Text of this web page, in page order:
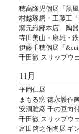
穂高隆児個展「黑風
村越琢磨・工藤工
窯元織部本店 陶器
寺田美山・康雄・
伊藤千穂個展「
千田徹 スリップウ
11月
平岡仁展
まもる窯 徳永護作
安洞雅彦 千の豆向
千田徹 スリップウ
富田啓之作陶展 ギ